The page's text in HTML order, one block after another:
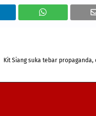
Kit Siang suka tebar propaganda,